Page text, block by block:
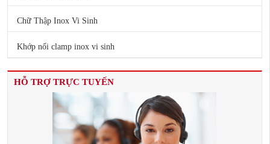
Chữ Thập Inox Vi Sinh
Khớp nối clamp inox vi sinh
HỖ TRỢ TRỰC TUYẾN